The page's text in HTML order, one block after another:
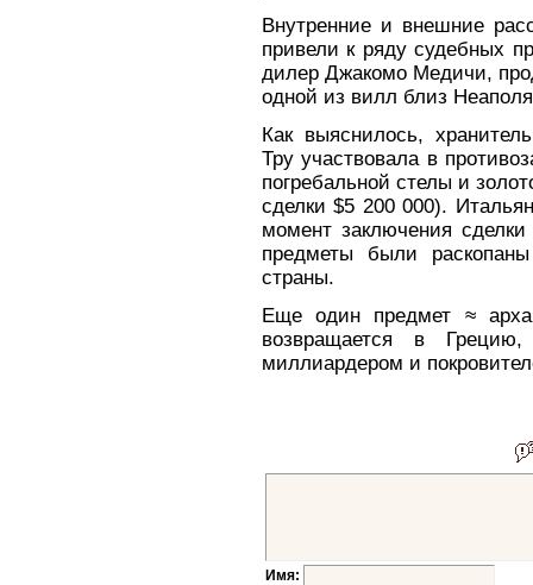
Внутренние и внешние
привели к ряду судебных
дилер Джакомо Медичи,
одной из вилл близ
Как выяснилось,
Тру участвовала в
погребальной стелы и
сделки $5 200 000).
момент заключения
предметы были
страны.
Еще один предмет ≈
возвращается в
миллиардером и
Имя: